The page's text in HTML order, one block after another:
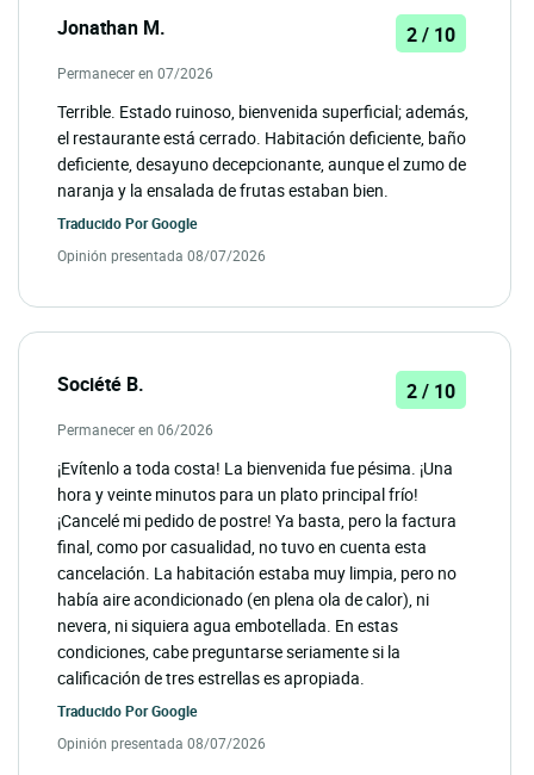
Jonathan M. 2 / 10
Permanecer en 07/2026
Terrible. Estado ruinoso, bienvenida superficial; además,
el restaurante está cerrado. Habitación deficiente, baño
deficiente, desayuno decepcionante, aunque el zumo de
naranja y la ensalada de frutas estaban bien.
Traducido PorGoogle
Opinión presentada 08/07/2026
Société B. 2 / 10
Permanecer en 06/2026
¡Evítenlo a toda costa! La bienvenida fue pésima. ¡Una
hora y veinte minutos para un plato principal frío!
¡Cancelé mi pedido de postre! Ya basta, pero la factura
final, como por casualidad, no tuvo en cuenta esta
cancelación. La habitación estaba muy limpia, pero no
había aire acondicionado (en plena ola de calor), ni
nevera, ni siquiera agua embotellada. En estas
condiciones, cabe preguntarse seriamente si la
calificación de tres estrellas es apropiada.
Traducido PorGoogle
Opinión presentada 08/07/2026